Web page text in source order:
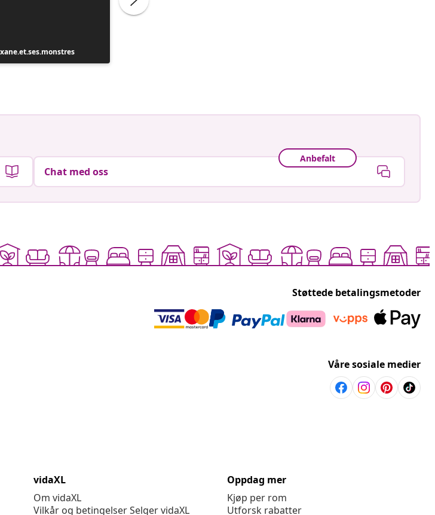
Anbefalt
Chat med oss
Støttede betalingsmetoder
Våre sosiale medier
vidaXL
Om vidaXL
Vilkår og betingelser Selger vidaXL
Oppdag mer
Kjøp per rom
Utforsk rabatter